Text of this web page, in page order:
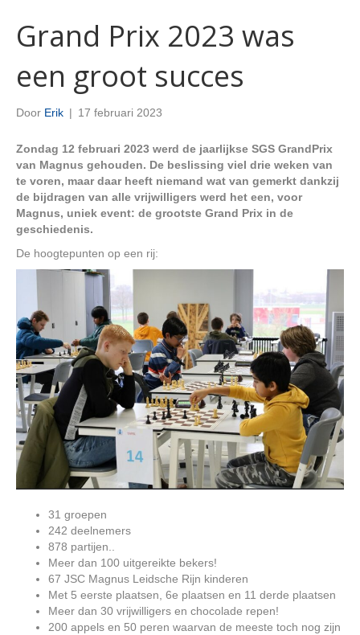
Grand Prix 2023 was
een groot succes
Door Erik | 17 februari 2023
Zondag 12 februari 2023 werd de jaarlijkse SGS GrandPrix
van Magnus gehouden. De beslissing viel drie weken van
te voren, maar daar heeft niemand wat van gemerkt dankzij
de bijdragen van alle vrijwilligers werd het een, voor
Magnus, uniek event: de grootste Grand Prix in de
geschiedenis.
De hoogtepunten op een rij:
31 groepen
242 deelnemers
878 partijen..
Meer dan 100 uitgereikte bekers!
67 JSC Magnus Leidsche Rijn kinderen
Met 5 eerste plaatsen, 6e plaatsen en 11 derde plaatsen
Meer dan 30 vrijwilligers en chocolade repen!
200 appels en 50 peren waarvan de meeste toch nog zijn